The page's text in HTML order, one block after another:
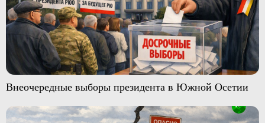
Внеочередные выборы президента в Южной Осетии